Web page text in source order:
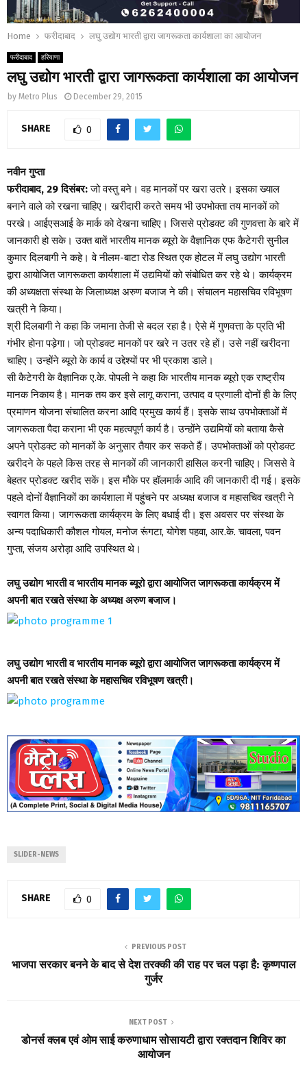
Home फरीदाबाद लघु उद्योग भारती द्वारा जागरूकता कार्यशाला का आयोजन
फरीदाबाद हरियाणा
लघु उद्योग भारती द्वारा जागरूकता कार्यशाला का आयोजन
by Metro Plus December 29, 2015
SHARE 0
नवीन गुप्ता
फरीदाबाद, 29 दिसंबर:जो वस्तु बने। वह मानकों पर खरा उतरे। इसका ख्याल
बनाने वाले को रखना चाहिए। खरीदारी करते समय भी उपभोक्ता तय मानकों को
परखे। आईएसआई के मार्क को देखना चाहिए। जिससे प्रोडक्ट की गुणवत्ता के बारे में
जानकारी हो सके। उक्त बातें भारतीय मानक ब्यूरो के वैज्ञानिक एफ कैटेगरी सुनील
कुमार दिलबागी ने कहे। वे नीलम-बाटा रोड स्थित एक होटल में लघु उद्योग भारती
द्वारा आयोजित जागरूकता कार्यशाला में उद्यमियों को संबोधित कर रहे थे। कार्यक्रम
की अध्यक्षता संस्था के जिलाध्यक्ष अरुण बजाज ने की। संचालन महासचिव रविभूषण
खत्री ने किया।
श्री दिलबागी ने कहा कि जमाना तेजी से बदल रहा है। ऐसे में गुणवत्ता के प्रति भी
गंभीर होना पड़ेगा। जो प्रोडक्ट मानकों पर खरे न उतर रहे हों। उसे नहीं खरीदना
चाहिए। उन्होंने ब्यूरो के कार्य व उद्देश्यों पर भी प्रकाश डाले।
सी कैटेगरी के वैज्ञानिक ए.के. पोपली ने कहा कि भारतीय मानक ब्यूरो एक राष्ट्रीय
मानक निकाय है। मानक तय कर इसे लागू कराना, उत्पाद व प्रणाली दोनों ही के लिए
प्रमाणन योजना संचालित करना आदि प्रमुख कार्य हैं। इसके साथ उपभोक्ताओं में
जागरूकता पैदा कराना भी एक महत्वपूर्ण कार्य है। उन्होंने उद्यमियों को बताया कैसे
अपने प्रोडक्ट को मानकों के अनुसार तैयार कर सकते हैं। उपभोक्ताओं को प्रोडक्ट
खरीदने के पहले किस तरह से मानकों की जानकारी हासिल करनी चाहिए। जिससे वे
बेहतर प्रोडक्ट खरीद सकें। इस मौके पर हॉलमार्क आदि की जानकारी दी गई। इसके
पहले दोनों वैज्ञानिकों का कार्यशाला में पहुुंचने पर अध्यक्ष बजाज व महासचिव खत्री ने
स्वागत किया। जागरूकता कार्यक्रम के लिए बधाई दी। इस अवसर पर संस्था के
अन्य पदाधिकारी कौशल गोयल, मनोज रूंगटा, योगेश पहवा, आर.के. चावला, पवन
गुप्ता, संजय अरोड़ा आदि उपस्थित थे।
लघु उद्योग भारती व भारतीय मानक ब्यूरो द्वारा आयोजित जागरूकता कार्यक्रम में
अपनी बात रखते संस्था के अध्यक्ष अरुण बजाज।
लघु उद्योग भारती व भारतीय मानक ब्यूरो द्वारा आयोजित जागरूकता कार्यक्रम में
अपनी बात रखते संस्था के महासचिव रविभूषण खत्री।
SLIDER-NEWS
SHARE 0
PREVIOUS POST
भाजपा सरकार बनने के बाद से देश तरक्की की राह पर चल पड़ा है: कृष्णपाल
गुर्जर
NEXT POST
डोनर्स क्लब एवं ओम साई करुणाधाम सोसायटी द्वारा रक्तदान शिविर का
आयोजन